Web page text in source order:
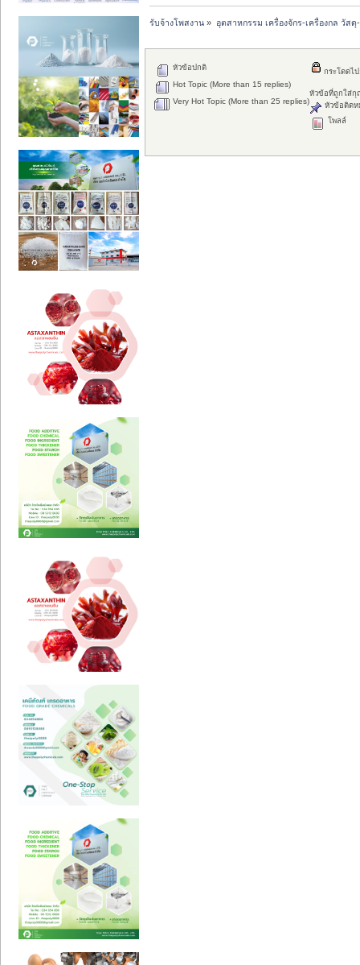
รับจ้างโพสงาน » อุตสาหกรรม เครื่องจักร-เครื่องกล วัส
กระโดดไ
หัวข้อปกติ
Hot Topic (More than 15 replies)
Very Hot Topic (More than 25 replies)
หัวข้อที่ถูกใส่กุ
หัวข้อติดห
โพลล์